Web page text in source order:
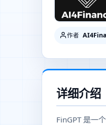
作者
详细介绍
FinGPT 是一